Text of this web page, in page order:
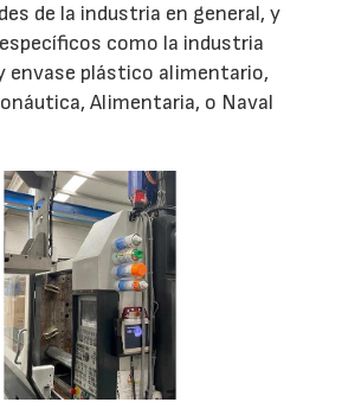
de la industria en general, y
como la industria
envase plástico alimentario,
Alimentaria, o Naval